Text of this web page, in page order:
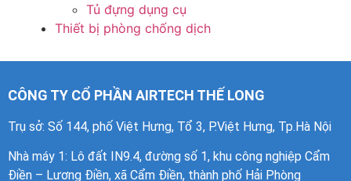
Tủ đựng dụng cụ
Thiết bị phòng chống dịch
CÔNG TY CỔ PHẦN AIRTECH THẾ LONG
Trụ sở: Số 144, phố Việt Hưng, Tổ 3, P.Việt Hưng, Tp.Hà Nội
Nhà máy 1: Lô đất IN9.4, đường số 1, khu công nghiệp Cẩm
Điền – Lương Điền, xã Cẩm Điền, thành phố Hải Phòng